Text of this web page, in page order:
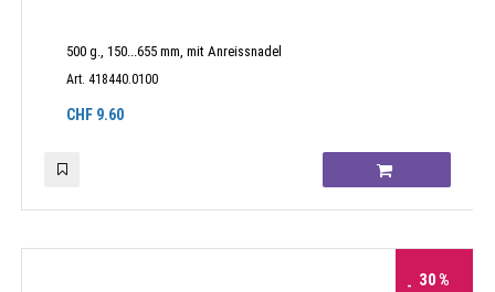
500 g., 150...655 mm, mit Anreissnadel
Art. 418440.0100
CHF 9.60
30%